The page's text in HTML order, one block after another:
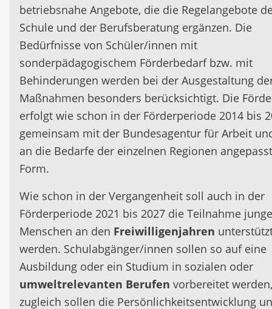
betriebsnahe Angebote, die die Regelangebote
Schule und der Berufsberatung ergänzen. Die
Bedürfnisse von Schüler/innen mit
sonderpädagogischem Förderbedarf bzw. mit
Behinderungen werden bei der Ausgestaltung
Maßnahmen besonders berücksichtigt. Die
erfolgt wie schon in der Förderperiode 2014 bis
gemeinsam mit der Bundesagentur für Arbeit
an die Bedarfe der einzelnen Regionen
Form.
Wie schon in der Vergangenheit soll auch in der
Förderperiode 2021 bis 2027 die Teilnahme
Menschen an den Freiwilligenjahren
werden. Schulabgänger/innen sollen so auf eine
Ausbildung oder ein Studium in sozialen oder
umweltrelevanten Berufen vorbereitet werden,
zugleich sollen die Persönlichkeitsentwicklung